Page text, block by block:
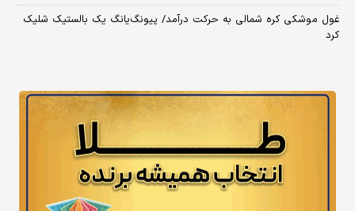
غول موشکی کره شمالی به حرکت درآمد/ پیونگ‌یانگ یک بالستیک شلیک
کرد